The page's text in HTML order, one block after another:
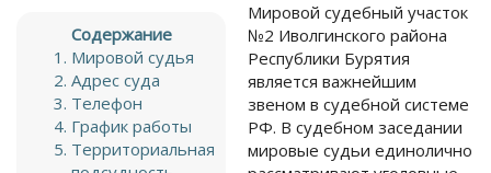
Содержание
Мировой судья
Адрес суда
Телефон
График работы
Территориальная
Мировой судебный участок
№2 Иволгинского района
Республики Бурятия
является важнейшим
звеном в судебной системе
РФ. В судебном заседании
мировые судьи единолично